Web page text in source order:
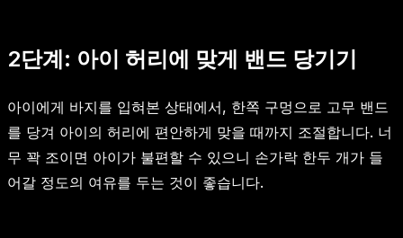
2단계: 아이 허리에 맞게 밴드 당기기
아이에게 바지를 입혀본 상태에서, 한쪽 구멍으로 고무 밴드
를 당겨 아이의 허리에 편안하게 맞을 때까지 조절합니다. 너
무 꽉 조이면 아이가 불편할 수 있으니 손가락 한두 개가 들
어갈 정도의 여유를 두는 것이 좋습니다.